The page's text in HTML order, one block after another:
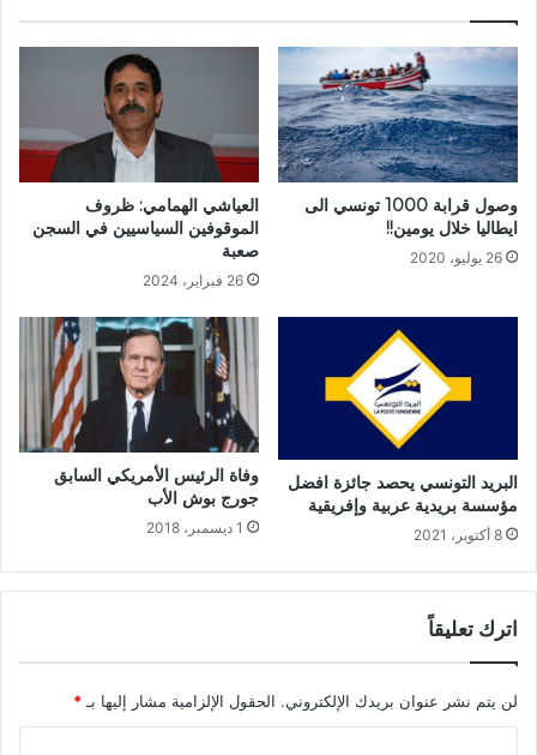
وصول قرابة 1000 تونسي الى
ايطاليا خلال يومين!!
26 يوليو، 2020
العياشي الهمامي: ظروف
الموقوفين السياسيين في السجن
صعبة
26 فبراير، 2024
البريد التونسي يحصد جائزة افضل
مؤسسة بريدية عربية وإفريقية
8 أكتوبر، 2021
وفاة الرئيس الأمريكي السابق
جورج بوش الأب
1 ديسمبر، 2018
اترك تعليقاً
لن يتم نشر عنوان بريدك الإلكتروني. الحقول الإلزامية مشار إليها بـ *